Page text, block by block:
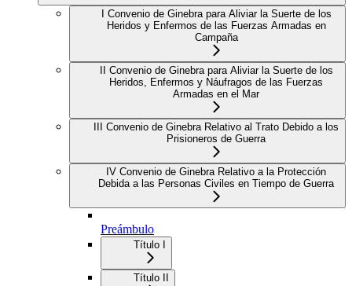
I Convenio de Ginebra para Aliviar la Suerte de los
Heridos y Enfermos de las Fuerzas Armadas en
Campaña
II Convenio de Ginebra para Aliviar la Suerte de los
Heridos, Enfermos y Náufragos de las Fuerzas
Armadas en el Mar
III Convenio de Ginebra Relativo al Trato Debido a los
Prisioneros de Guerra
IV Convenio de Ginebra Relativo a la Protección
Debida a las Personas Civiles en Tiempo de Guerra
Preámbulo
Título I
Título II